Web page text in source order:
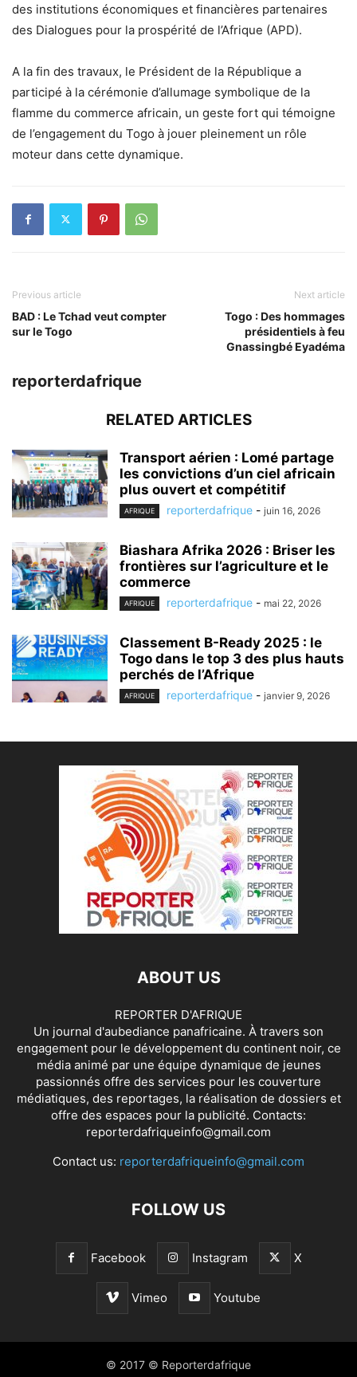
des institutions économiques et financières partenaires
des Dialogues pour la prospérité de l’Afrique (APD).
A la fin des travaux, le Président de la République a
participé à la cérémonie d’allumage symbolique de la
flamme du commerce africain, un geste fort qui témoigne
de l’engagement du Togo à jouer pleinement un rôle
moteur dans cette dynamique.
Previous article
BAD : Le Tchad veut compter
sur le Togo
Next article
Togo : Des hommages
présidentiels à feu
Gnassingbé Eyadéma
reporterdafrique
RELATED ARTICLES
Transport aérien : Lomé partage
les convictions d’un ciel africain
plus ouvert et compétitif
AFRIQUE reporterdafrique - juin 16, 2026
Biashara Afrika 2026 : Briser les
frontières sur l’agriculture et le
commerce
AFRIQUE reporterdafrique - mai 22, 2026
Classement B-Ready 2025 : le
Togo dans le top 3 des plus hauts
perchés de l’Afrique
AFRIQUE reporterdafrique - janvier 9, 2026
ABOUT US
REPORTER D'AFRIQUE
Un journal d'aubediance panafricaine. À travers son
engagement pour le développement du continent noir, ce
média animé par une équipe dynamique de jeunes
passionnés offre des services pour les couverture
médiatiques, des reportages, la réalisation de dossiers et
offre des espaces pour la publicité. Contacts:
reporterdafriqueinfo@gmail.com
Contact us: reporterdafriqueinfo@gmail.com
FOLLOW US
Facebook Instagram X
Vimeo Youtube
© 2017 © Reporterdafrique